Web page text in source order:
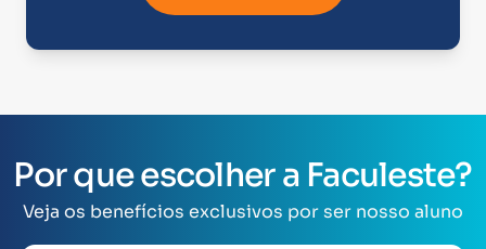
Por que escolher a Faculeste?
Veja os benefícios exclusivos por ser nosso aluno